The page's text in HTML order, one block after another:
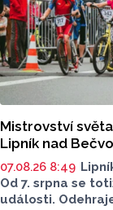
Mistrovství
Lipník nad
07.08.26 8:49
Od 7. srpna se
události.